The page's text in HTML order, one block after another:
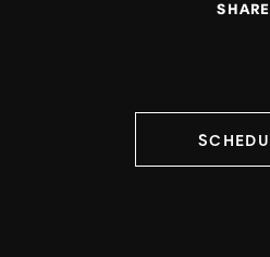
SHARE